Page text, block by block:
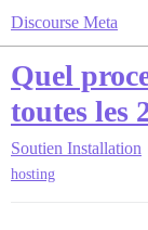
Discourse Meta
Quel
toutes les
Soutien Installation
hosting